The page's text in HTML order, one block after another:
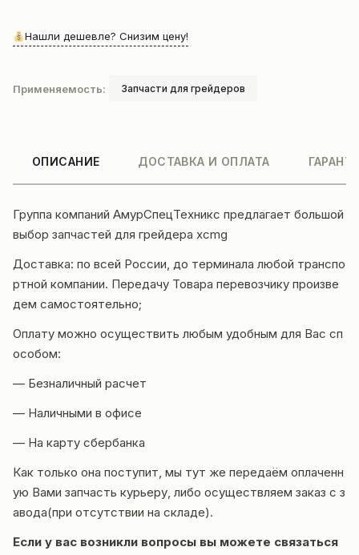
Нашли дешевле? Снизим цену!
Применяемость: Запчасти для грейдеров
ОПИСАНИЕ ДОСТАВКА И ОПЛАТА
Группа компаний АмурСпецТехникс предлагает большой
выбор запчастей для грейдера xcmg
Доставка: по всей России, до терминала любой транспо
ртной компании. Передачу Товара перевозчику произве
дем самостоятельно;
Оплату можно осуществить любым удобным для Вас сп
особом:
— Безналичный расчет
— Наличными в офисе
— На карту сбербанка
Как только она поступит, мы тут же передаём оплаченн
ую Вами запчасть курьеру, либо осуществляем заказ с з
авода(при отсутствии на складе).
Если у вас возникли вопросы вы можете связаться